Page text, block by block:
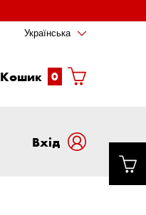
Українська
Кошик 0
Вxід